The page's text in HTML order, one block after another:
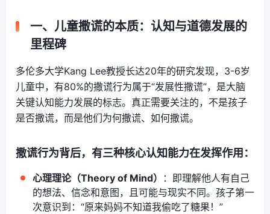
一、儿童撒谎的本质：认知与道德发展的
里程碑
多伦多大学Kang Lee教授长达20年的研究发现，3-6岁
儿童中，有80%的撒谎行为属于“发展性撒谎”，是大脑
关键认知能力发展的标志。真正需要关注的，不是孩子
是否撒谎，而是他们为何撒谎、如何撒谎。
撒谎行为背后，有三种核心认知能力在发挥作用：
心理理论（Theory of Mind）
：即理解他人有自己
的想法、信念和意图，且可能与现实不同。孩子第一
次意识到：“原来妈妈不知道我偷吃了糖果！”